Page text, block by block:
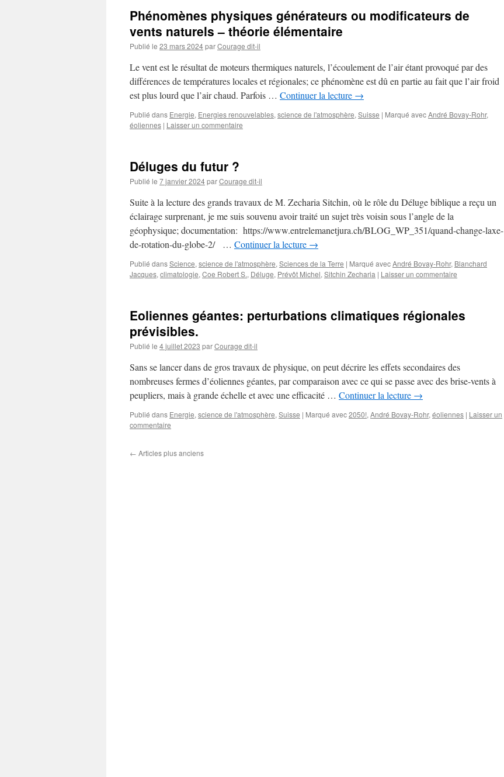
Phénomènes physiques générateurs ou modificateurs de
vents naturels – théorie élémentaire
Publié le 23 mars 2024parCourage dit-il
Le vent est le résultat de moteurs thermiques naturels, l’écoulement de l’air étant provoqué par des
différences de températures locales et régionales; ce phénomène est dû en partie au fait que l’air froid
est plus lourd que l’air chaud. Parfois … Continuer la lecture →
Publié dans Energie, Energies renouvelables, science de l'atmosphère, Suisse | Marqué avecAndré Bovay-Rohr,
éoliennes | Laisser un commentaire
Déluges du futur ?
Publié le 7 janvier 2024parCourage dit-il
Suite à la lecture des grands travaux de M. Zecharia Sitchin, où le rôle du Déluge biblique a reçu un
éclairage surprenant, je me suis souvenu avoir traité un sujet très voisin sous l’angle de la
géophysique; documentation: https://www.entrelemanetjura.ch/BLOG_WP_351/quand-change-laxe-
de-rotation-du-globe-2/ … Continuer la lecture →
Publié dansScience, science de l'atmosphère, Sciences de la Terre | Marqué avecAndré Bovay-Rohr, Blanchard
Jacques, climatologie, Coe Robert S., Déluge, Prévôt Michel, Sitchin Zecharia | Laisser un commentaire
Eoliennes géantes: perturbations climatiques régionales
prévisibles.
Publié le 4 juillet 2023 parCourage dit-il
Sans se lancer dans de gros travaux de physique, on peut décrire les effets secondaires des
nombreuses fermes d’éoliennes géantes, par comparaison avec ce qui se passe avec des brise-vents à
peupliers, mais à grande échelle et avec une efficacité … Continuer la lecture →
Publié dans Energie, science de l'atmosphère, Suisse | Marqué avec2050!, André Bovay-Rohr, éoliennes | Laisser un
commentaire
← Articles plus anciens